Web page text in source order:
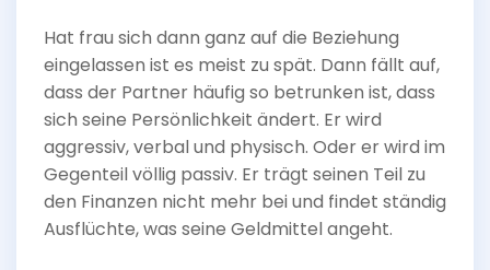
Hat frau sich dann ganz auf die Beziehung
eingelassen ist es meist zu spät. Dann fällt auf,
dass der Partner häufig so betrunken ist, dass
sich seine Persönlichkeit ändert. Er wird
aggressiv, verbal und physisch. Oder er wird im
Gegenteil völlig passiv. Er trägt seinen Teil zu
den Finanzen nicht mehr bei und findet ständig
Ausflüchte, was seine Geldmittel angeht.